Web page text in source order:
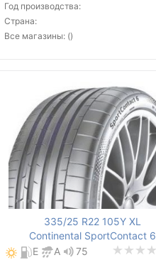
Год производства:
Страна:
Все магазины: ()
335/25 R22 105Y XL
Continental SportContact 6
E
A
75